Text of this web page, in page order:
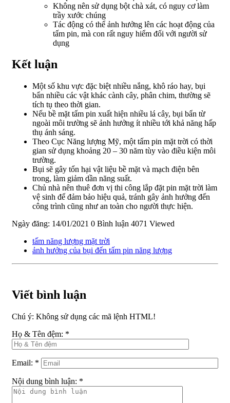
Không nên sử dụng bột chà xát, có nguy cơ làm
trầy xước chúng
Tác động có thể ảnh hưởng lên các hoạt động của
tấm pin, mà con rất nguy hiểm đối với người sử
dụng
Kết luận
Một số khu vực đặc biệt nhiều nắng, khô ráo hay, bụi
bẩn nhiều các vật khác cành cây, phân chim, thường sẽ
tích tụ theo thời gian.
Nếu bề mặt tấm pin xuất hiện nhiều lá cây, bụi bẩn từ
ngoài môi trường sẽ ảnh hưởng ít nhiều tới khả năng hấp
thụ ánh sáng.
Theo Cục Năng lượng Mỹ, một tấm pin mặt trời có thời
gian sử dụng khoảng 20 – 30 năm tùy vào điều kiện môi
trường.
Bụi sẽ gây tổn hại vật liệu bề mặt và mạch điện bên
trong, làm giảm dần năng suất.
Chủ nhà nên thuê đơn vị thi công lắp đặt pin mặt trời làm
vệ sinh để đảm bảo hiệu quả, tránh gây ảnh hưởng đến
công trình cũng như an toàn cho người thực hiện.
Ngày đăng: 14/01/2021 0 Bình luận 4071 Viewed
tấm năng lượng mặt trời
ảnh hưởng của bụi đến tấm pin năng lượng
Viết bình luận
Chú ý: Không sử dụng các mã lệnh HTML!
Họ & Tên đệm: *
Email: *
Nội dung bình luận: *